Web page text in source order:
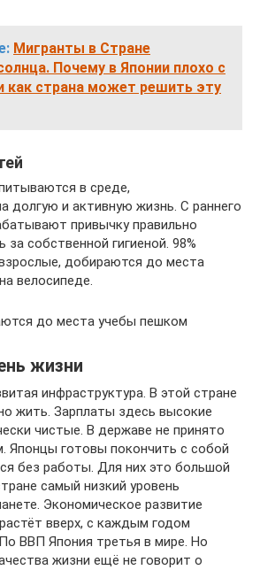
Мигранты в Стране
Почему в Японии плохо с
как страна может решить эту
в среде,
долгую и активную жизнь. С раннего
привычку правильно
за собственной гигиеной. 98%
добираются до места
велосипеде.
до места учебы пешком
жизни
инфраструктура. В этой стране
жить. Зарплаты здесь высокие
чистые. В державе не принято
Японцы готовы покончить с собой
без работы. Для них это большой
самый низкий уровень
Экономическое развитие
вверх, с каждым годом
ВВП Япония третья в мире. Но
жизни ещё не говорит о